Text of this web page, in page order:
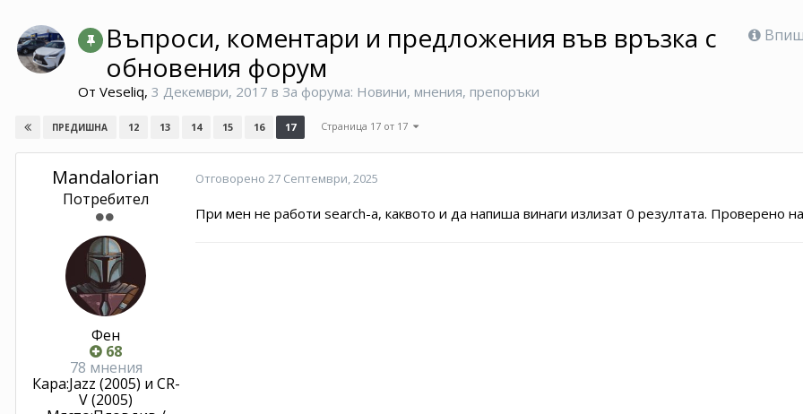
Въпроси, коментари и предложения във връзка с
обновения форум
От Veseliq, 3 Декември, 2017 в За форума: Новини, мнения, препоръки
ПРЕДИШНА 12 13 14 15 16 17 Страница 17 от 17
Mandalorian
Потребител
Фен
68
78 мнения
Кара:Jazz (2005) и CR-
V (2005)
Отговорено 27 Септември, 2025
При мен не работи search-a, каквото и да напиша винаги излизат 0 резултата. Проверено